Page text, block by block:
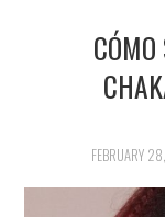
POLITICS
SOCIETYFEBRUARY